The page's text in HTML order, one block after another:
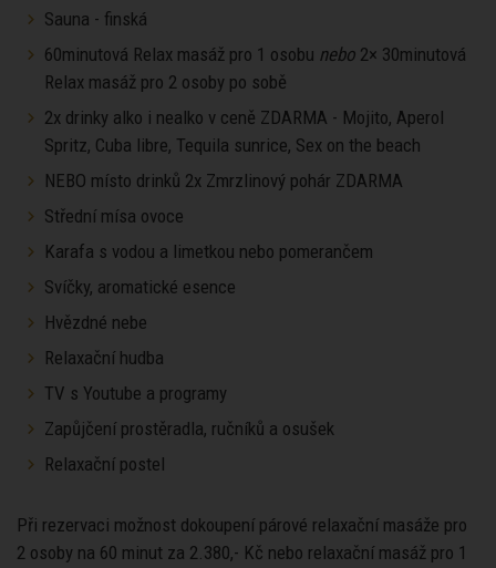
Sauna - finská
60minutová Relax masáž pro 1 osobu nebo 2× 30minutová
Relax masáž pro 2 osoby po sobě
2x drinky alko i nealko v ceně ZDARMA - Mojito, Aperol
Spritz, Cuba libre, Tequila sunrice, Sex on the beach
NEBO místo drinků 2x Zmrzlinový pohár ZDARMA
Střední mísa ovoce
Karafa s vodou a limetkou nebo pomerančem
Svíčky, aromatické esence
Hvězdné nebe
Relaxační hudba
TV s Youtube a programy
Zapůjčení prostěradla, ručníků a osušek
Relaxační postel
Při rezervaci možnost dokoupení párové relaxační masáže pro
2 osoby na 60 minut za 2.380,- Kč nebo relaxační masáž pro 1